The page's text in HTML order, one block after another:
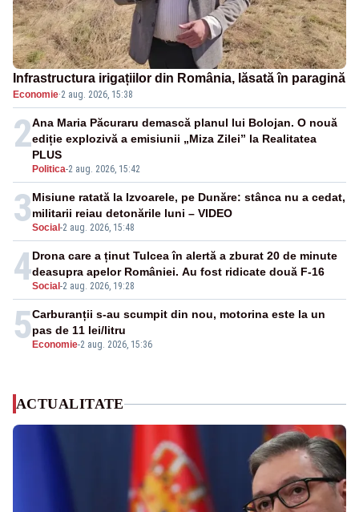
Infrastructura irigațiilor din România, lăsată în paragină
Economie·2 aug. 2026, 15:38
2
Politica-2 aug. 2026, 15:42
Ana Maria Păcuraru demască planul lui Bolojan. O nouă
ediție explozivă a emisiunii „Miza Zilei” la Realitatea
PLUS
3Social -2 aug. 2026, 15:48
Misiune ratată la Izvoarele, pe Dunăre: stânca nu a cedat,
militarii reiau detonările luni – VIDEO
4Social -2 aug. 2026, 19:28
Drona care a ținut Tulcea în alertă a zburat 20 de minute
deasupra apelor României. Au fost ridicate două F-16
5 Economie-2 aug. 2026, 15:36
Carburanții s-au scumpit din nou, motorina este la un
pas de 11 lei/litru
ACTUALITATE